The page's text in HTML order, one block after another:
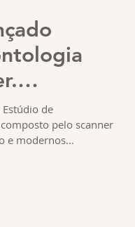
de
pelo scanner
e modernos...